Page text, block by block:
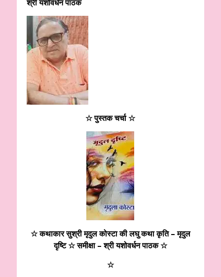
श्री यशोवर्धन पाठक
☆ पुस्तक चर्चा ☆
☆ कथाकार सुश्री मृदुल कोस्टा की लघु कथा कृति – मृदुल
दृष्टि ☆ समीक्षा – श्री यशोवर्धन पाठक ☆
☆